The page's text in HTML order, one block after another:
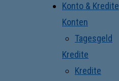
Konto & Kredite
Konten
Tagesgeld
Kredite
Kredite